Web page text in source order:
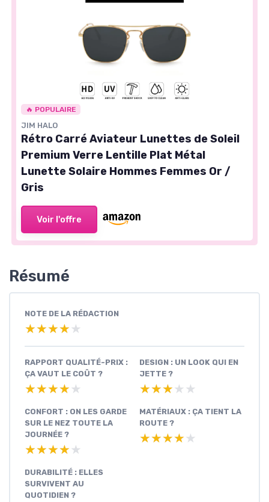
🔥 POPULAIRE
JIM HALO
Rétro Carré Aviateur Lunettes de Soleil
Premium Verre Lentille Plat Métal
Lunette Solaire Hommes Femmes Or /
Gris
Voir l'offre
Résumé
NOTE DE LA RÉDACTION
★★★★★
★★★★★
RAPPORT QUALITÉ-PRIX :
ÇA VAUT LE COÛT ?
★★★★★
★★★★★
DESIGN : UN LOOK QUI EN
JETTE ?
★★★★★
★★★★★
CONFORT : ON LES GARDE
SUR LE NEZ TOUTE LA
JOURNÉE ?
★★★★★
★★★★★
MATÉRIAUX : ÇA TIENT LA
ROUTE ?
★★★★★
★★★★★
DURABILITÉ : ELLES
SURVIVENT AU
QUOTIDIEN ?